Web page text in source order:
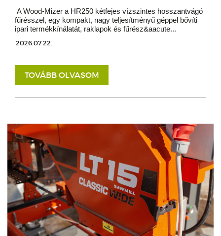
A Wood-Mizer a HR250 kétfejes vízszintes hosszantvágó
fűrésszel, egy kompakt, nagy teljesítményű géppel bővíti
ipari termékkínálatát, raklapok és fűrész&aacute...
2026.07.22.
TOVÁBB OLVASOM